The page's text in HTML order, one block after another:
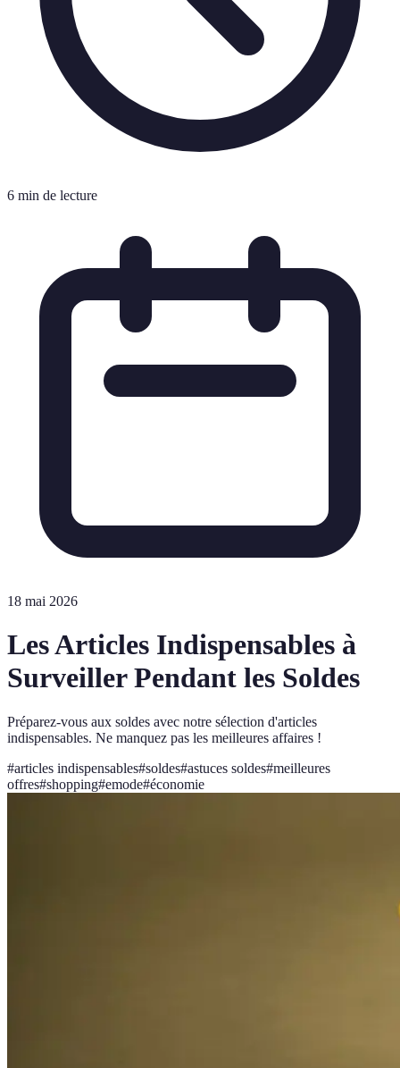
6 min de lecture
18 mai 2026
Les Articles Indispensables à
Surveiller Pendant les Soldes
Préparez-vous aux soldes avec notre sélection d'articles
indispensables. Ne manquez pas les meilleures affaires !
#articles indispensables#soldes#astuces soldes#meilleures
offres#shopping#emode#économie